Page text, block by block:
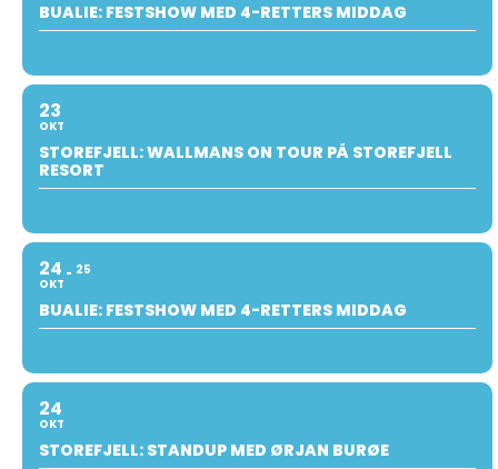
BUALIE: FESTSHOW MED 4-RETTERS MIDDAG
23
OKT
STOREFJELL: WALLMANS ON TOUR PÅ STOREFJELL
RESORT
24
OKT
25
BUALIE: FESTSHOW MED 4-RETTERS MIDDAG
24
OKT
STOREFJELL: STANDUP MED ØRJAN BURØE